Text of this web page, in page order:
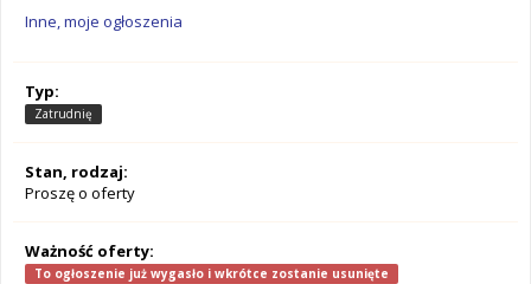
Inne, moje ogłoszenia
Typ:
Zatrudnię
Stan, rodzaj:
Proszę o oferty
Ważność oferty:
To ogłoszenie już wygasło i wkrótce zostanie usunięte